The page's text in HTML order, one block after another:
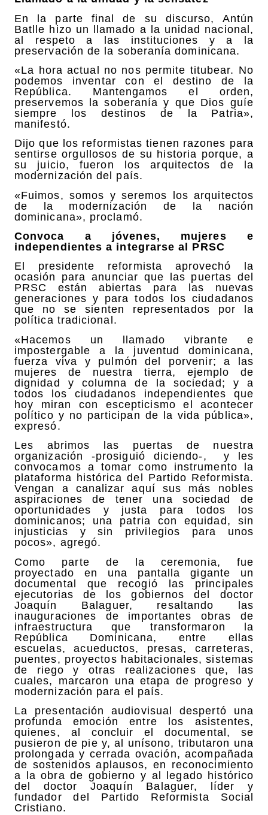
En la parte final de su discurso, Antún
Batlle hizo un llamado a la unidad nacional,
al respeto a las instituciones y a la
preservación de la soberanía dominicana.
«La hora actual no nos permite titubear. No
podemos inventar con el destino de la
República. Mantengamos el orden,
preservemos la soberanía y que Dios guíe
siempre los destinos de la Patria»,
manifestó.
Dijo que los reformistas tienen razones para
sentirse orgullosos de su historia porque, a
su juicio, fueron los arquitectos de la
modernización del país.
«Fuimos, somos y seremos los arquitectos
de la modernización de la nación
dominicana», proclamó.
Convoca a jóvenes, mujeres e
independientes a integrarse al PRSC
El presidente reformista aprovechó la
ocasión para anunciar que las puertas del
PRSC están abiertas para las nuevas
generaciones y para todos los ciudadanos
que no se sienten representados por la
política tradicional.
«Hacemos un llamado vibrante e
impostergable a la juventud dominicana,
fuerza viva y pulmón del porvenir; a las
mujeres de nuestra tierra, ejemplo de
dignidad y columna de la sociedad; y a
todos los ciudadanos independientes que
hoy miran con escepticismo el acontecer
político y no participan de la vida pública»,
expresó.
Les abrimos las puertas de nuestra
organización -prosiguió diciendo-, y les
convocamos a tomar como instrumento la
plataforma histórica del Partido Reformista.
Vengan a canalizar aquí sus más nobles
aspiraciones de tener una sociedad de
oportunidades y justa para todos los
dominicanos; una patria con equidad, sin
injusticias y sin privilegios para unos
pocos», agregó.
Como parte de la ceremonia, fue
proyectado en una pantalla gigante un
documental que recogió las principales
ejecutorias de los gobiernos del doctor
Joaquín Balaguer, resaltando las
inauguraciones de importantes obras de
infraestructura que transformaron la
República Dominicana, entre ellas
escuelas, acueductos, presas, carreteras,
puentes, proyectos habitacionales, sistemas
de riego y otras realizaciones que, las
cuales, marcaron una etapa de progreso y
modernización para el país.
La presentación audiovisual despertó una
profunda emoción entre los asistentes,
quienes, al concluir el documental, se
pusieron de pie y, al unísono, tributaron una
prolongada y cerrada ovación, acompañada
de sostenidos aplausos, en reconocimiento
a la obra de gobierno y al legado histórico
del doctor Joaquín Balaguer, líder y
fundador del Partido Reformista Social
Cristiano.